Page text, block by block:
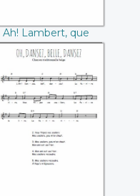
Ah! Lambert, que
sais-tu donc faire
Oh! Dansez, belle
dansez